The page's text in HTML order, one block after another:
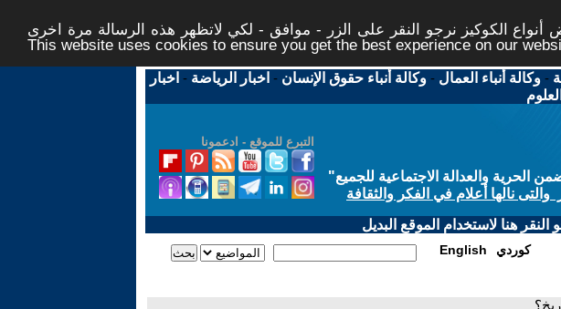
الكوكيز نرجو النقر على الزر - موافق - لكي لاتظهر هذه الرسالة مرة اخرى -
This website uses cookies to ensure you get the best experience on our
-وكالة أنباء العمال -وكالة أنباء حقوق الإنسان - اخبار الرياضة - اخبار
التبرع للموقع - ادعمونا
والعدالة الاجتماعية للجميع"
نالها أعلام في الفكر والثقافة
هنا لاستخدام الموقع البديل
English كوردي